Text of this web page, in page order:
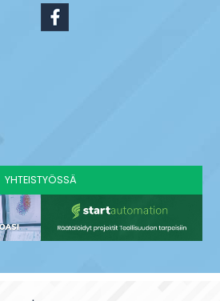
YHTEISTYÖSSÄ